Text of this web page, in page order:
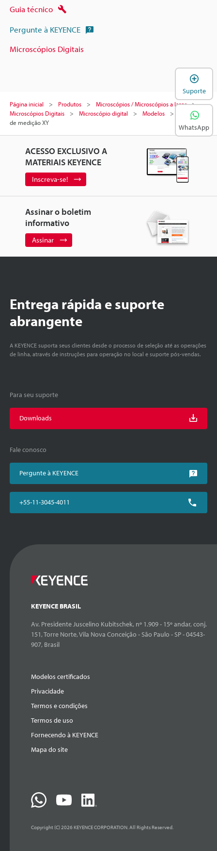
Guia técnico
Pergunte à KEYENCE
Microscópios Digitais
Página inicial Produtos
Microscópios / Microscópios a laser
Microscópios Digitais
Microscópio digital Modelos
Sistema
de medição XY
ACESSO EXCLUSIVO A
MATERIAIS KEYENCE
Inscreva-se!
Assinar o boletim
informativo
Assinar
Entrega rápida e suporte
abrangente
A KEYENCE suporta seus clientes desde o processo de seleção até as operações
de linha, através de instruções para operação no local e suporte pós-vendas.
Para seu suporte
Downloads
Fale conosco
Pergunte à KEYENCE
+55-11-3045-4011
KEYENCE BRASIL
Av. Presidente Juscelino Kubitschek, nº 1.909 - 15º andar, conj.
151, Torre Norte, Vila Nova Conceição - São Paulo - SP - 04543-
907, Brasil
Modelos certificados
Privacidade
Termos e condições
Termos de uso
Fornecendo à KEYENCE
Mapa do site
Copyright (C) 2026 KEYENCE CORPORATION. All Rights Reserved.
Suporte
WhatsApp